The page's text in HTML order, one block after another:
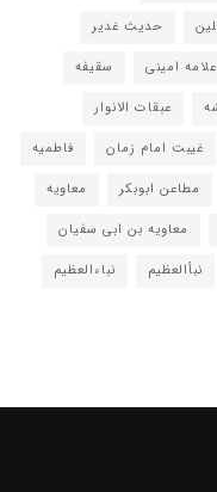
حدیث غدیر
امینی
سقیفه
عبقات الانوار
غیبت امام زمان
فاطمیه
مطاعن ابوبکر
معاویه
معاویه بن ابی سفیان
نبأالعظیم
نباءالعظیم